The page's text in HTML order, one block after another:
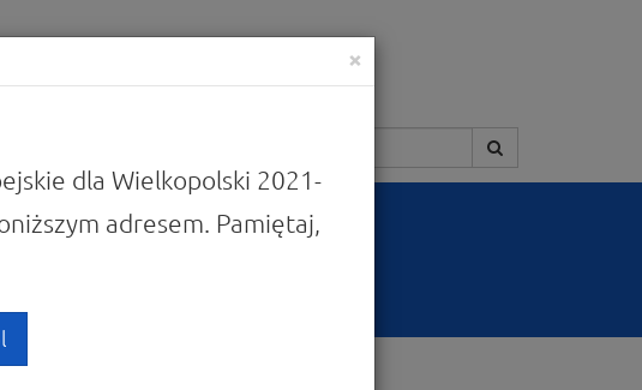
×
dla Wielkopolski 2021-
adresem. Pamiętaj,